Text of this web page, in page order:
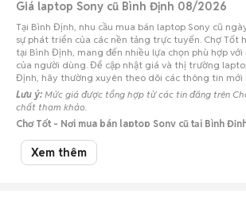
Giá laptop Sony cũ Bình Định 08/2026
Tại Bình Định, nhu cầu mua bán laptop Sony cũ
sự phát triển của các nền tảng trực tuyến. Chợ Tốt
tại Bình Định, mang đến nhiều lựa chọn phù hợp với
của người dùng. Để cập nhật giá và thị trường
Định, hãy thường xuyên theo dõi các thông tin mới
Lưu ý: Mức giá được tổng hợp từ các tin đăng trên
chất tham khảo.
Chợ Tốt - Nơi mua bán laptop Sony cũ tại Bình
Xem thêm